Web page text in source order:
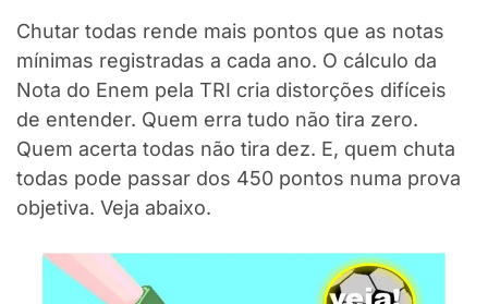
Chutar todas rende mais pontos que as notas
mínimas registradas a cada ano. O cálculo da
Nota do Enem pela TRI cria distorções difíceis
de entender. Quem erra tudo não tira zero.
Quem acerta todas não tira dez. E, quem chuta
todas pode passar dos 450 pontos numa prova
objetiva. Veja abaixo.